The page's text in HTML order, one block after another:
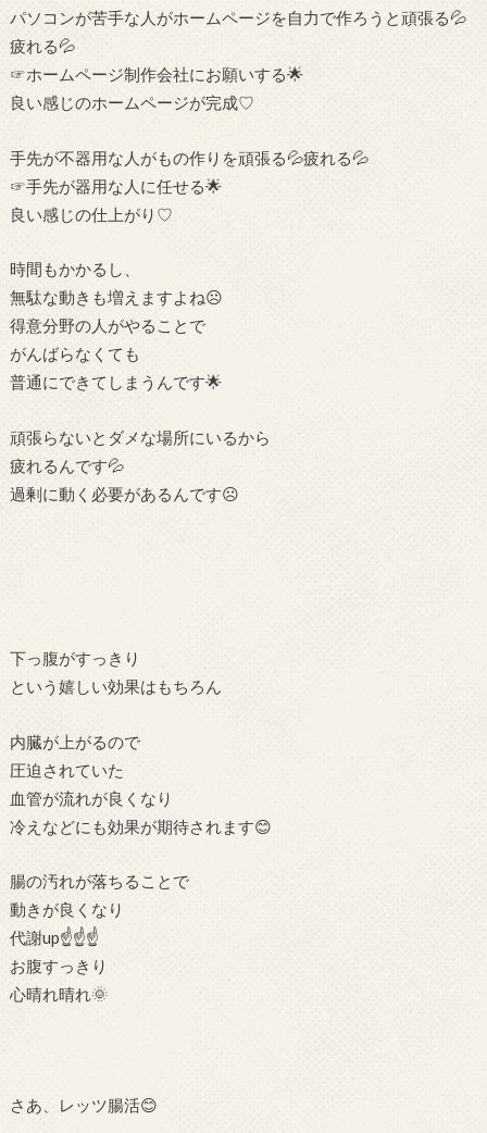
パソコンが苦手な人がホームページを自力で作ろうと頑張る💦
疲れる💦
☞ホームページ制作会社にお願いする🌟
良い感じのホームページが完成♡
手先が不器用な人がもの作りを頑張る💦疲れる💦
☞手先が器用な人に任せる🌟
良い感じの仕上がり♡
時間もかかるし、
無駄な動きも増えますよね☹
得意分野の人がやることで
がんばらなくても
普通にできてしまうんです🌟
頑張らないとダメな場所にいるから
疲れるんです💦
過剰に動く必要があるんです☹
下っ腹がすっきり
という嬉しい効果はもちろん
内臓が上がるので
圧迫されていた
血管が流れが良くなり
冷えなどにも効果が期待されます😊
腸の汚れが落ちることで
動きが良くなり
代謝up☝☝☝
お腹すっきり
心晴れ晴れ🌞
さあ、レッツ腸活😊